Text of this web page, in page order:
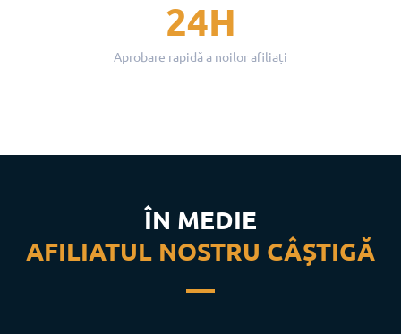
24H
Aprobare rapidă a noilor afiliați
ÎN MEDIE
AFILIATUL NOSTRU CÂȘTIGĂ